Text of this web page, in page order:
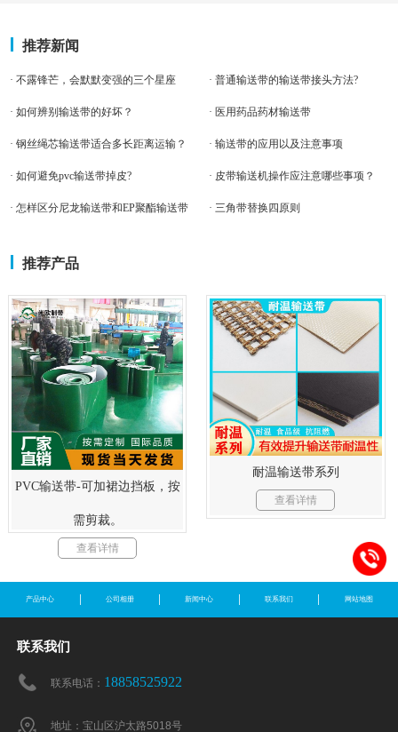
推荐新闻
· 不露锋芒，会默默变强的三个星座 · 普通输送带的输送带接头方法?
· 如何辨别输送带的好坏？ · 医用药品药材输送带
· 钢丝绳芯输送带适合多长距离运输？ · 输送带的应用以及注意事项
· 如何避免pvc输送带掉皮? · 皮带输送机操作应注意哪些事项？
· 怎样区分尼龙输送带和EP聚酯输送带 · 三角带替换四原则
推荐产品
PVC输送带-可加裙边挡板，按
需剪裁。
查看详情
耐温输送带系列
查看详情
产品中心 公司相册 新闻中心 联系我们 网站地图
联系我们
联系电话： 18858525922
地址：宝山区沪太路5018号